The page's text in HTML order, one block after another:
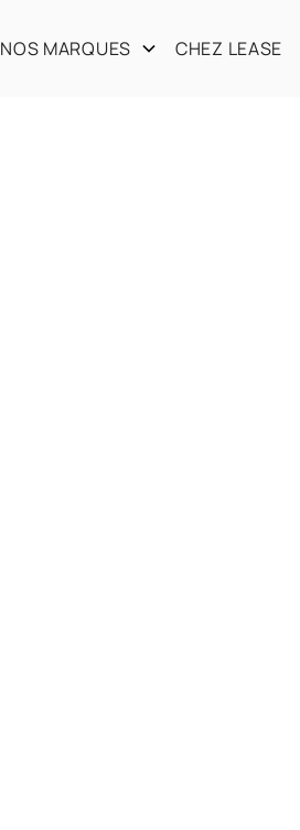
NOS MARQUES CHEZ LEASE